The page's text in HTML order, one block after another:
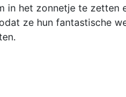
in het zonnetje te zetten
ze hun fantastische